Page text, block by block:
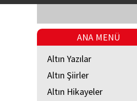
ANA MENÜ
Altın Yazılar
Altın Şiirler
Altın Hikayeler